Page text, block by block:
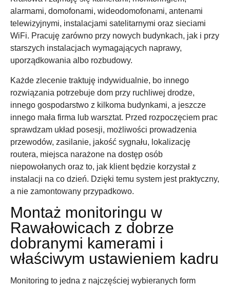
alarmami, domofonami, wideodomofonami, antenami
telewizyjnymi, instalacjami satelitarnymi oraz sieciami
WiFi. Pracuję zarówno przy nowych budynkach, jak i przy
starszych instalacjach wymagających naprawy,
uporządkowania albo rozbudowy.
Każde zlecenie traktuję indywidualnie, bo innego
rozwiązania potrzebuje dom przy ruchliwej drodze,
innego gospodarstwo z kilkoma budynkami, a jeszcze
innego mała firma lub warsztat. Przed rozpoczęciem prac
sprawdzam układ posesji, możliwości prowadzenia
przewodów, zasilanie, jakość sygnału, lokalizację
routera, miejsca narażone na dostęp osób
niepowołanych oraz to, jak klient będzie korzystał z
instalacji na co dzień. Dzięki temu system jest praktyczny,
a nie zamontowany przypadkowo.
Montaż monitoringu w
Rawałowicach z dobrze
dobranymi kamerami i
właściwym ustawieniem kadru
Monitoring to jedna z najczęściej wybieranych form